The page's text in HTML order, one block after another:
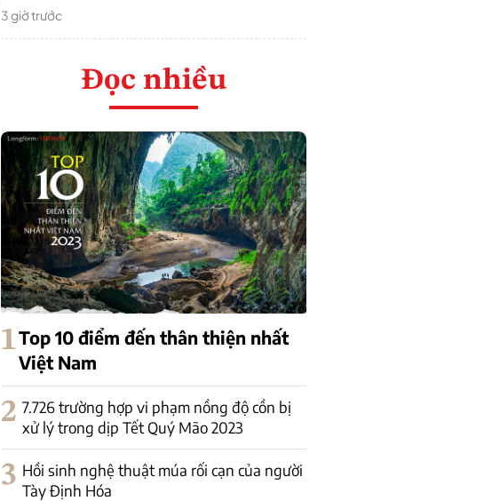
3 giờ trước
Đọc nhiều
1Top 10 điểm đến thân thiện nhất
Việt Nam
2 7.726 trường hợp vi phạm nồng độ cồn bị
xử lý trong dịp Tết Quý Mão 2023
3 Hồi sinh nghệ thuật múa rối cạn của người
Tày Định Hóa